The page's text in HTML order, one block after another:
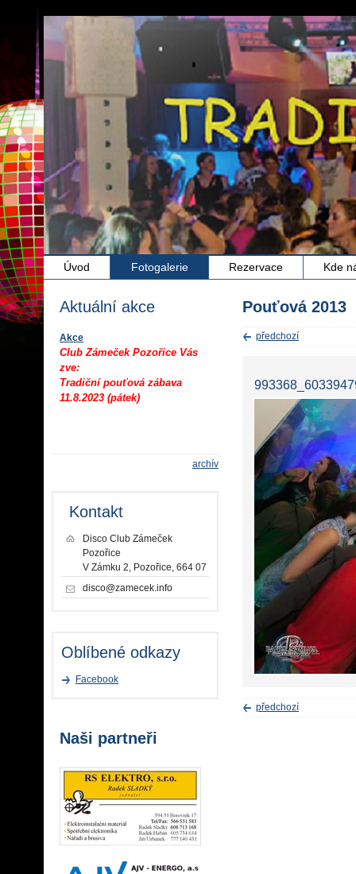
Úvod Fotogalerie Rezervace Kde
Pouťová 2013
předchozí
předchozí
Aktuální akce
Akce
Club Zámeček Pozořice Vás
zve:
Tradiční pouťová zábava
11.8.2023 (pátek)
archív
Kontakt
Disco Club Zámeček
Pozořice
V Zámku 2, Pozořice, 664 07
disco@zamecek.info
Oblíbené odkazy
Facebook
Naši partneři